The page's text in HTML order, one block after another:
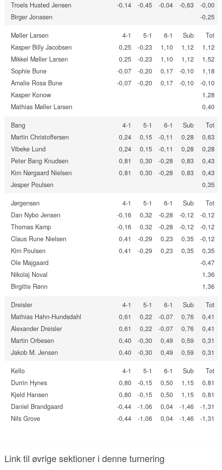
Troels Husted Jensen
-0,14 -0,45 -0,04 -0,63
-0,00
Birger Jonasen
-0,25
Møller Larsen 4-1 5-1 6-1 Sub
Tot
Kasper Billy Jacobsen
0,25 -0,23 1,10 1,12
1,12
Mikkel Møller Larsen
0,25 -0,23 1,10 1,12
1,52
Sophie Bune
-0,07 -0,20 0,17 -0,10
1,18
Amalie Rosa Bune
-0,07 -0,20 0,17 -0,10
-0,10
Kasper Konow
1,28
Mathias Møller Larsen
0,40
Bang 4-1 5-1 6-1 Sub
Tot
Martin Christoffersen
0,24 0,15 -0,11 0,28
0,63
Vibeke Lund
0,24 0,15 -0,11 0,28
0,28
Peter Bang Knudsen
0,81 0,30 -0,28 0,83
0,43
Kim Nørgaard Nielsen
0,81 0,30 -0,28 0,83
0,43
Jesper Poulsen
0,35
Jørgensen 4-1 5-1 6-1 Sub
Tot
Dan Nybo Jensen
-0,16 0,32 -0,28 -0,12
-0,12
Thomas Kamp
-0,16 0,32 -0,28 -0,12
-0,12
Claus Rune Nielsen
0,41 -0,29 0,23 0,35
-0,12
Kim Poulsen
0,41 -0,29 0,23 0,35
0,35
Ole Majgaard
-0,47
Nikolaj Noval
1,36
Birgitte Rønn
1,36
Dreisler 4-1 5-1 6-1 Sub
Tot
Mathias Hahn-Hundsdahl
0,61 0,22 -0,07 0,76
0,41
Alexander Dreisler
0,61 0,22 -0,07 0,76
0,41
Martin Orbesen
0,40 -0,30 0,49 0,59
0,31
Jakob M. Jensen
0,40 -0,30 0,49 0,59 0,31
Kello 4-1 5-1 6-1 Sub
Tot
Durrin Hynes
0,80 -0,15 0,50 1,15
0,81
Kjeld Hansen
0,80 -0,15 0,50 1,15
0,81
Daniel Brandgaard
-0,44 -1,06 0,04 -1,46
-1,31
Nils Grove
-0,44 -1,06 0,04 -1,46 -1,31
Link til øvrige sektioner i denne turnering